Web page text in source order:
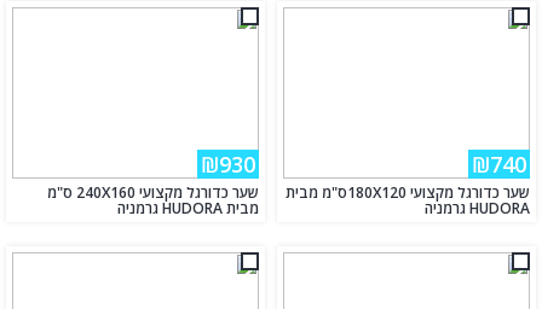
₪740
שער כדורגל מקצועי 180X120ס"מ מבית
HUDORA גרמניה
₪930
שער כדורגל מקצועי 240X160 ס"מ
מבית HUDORA גרמניה